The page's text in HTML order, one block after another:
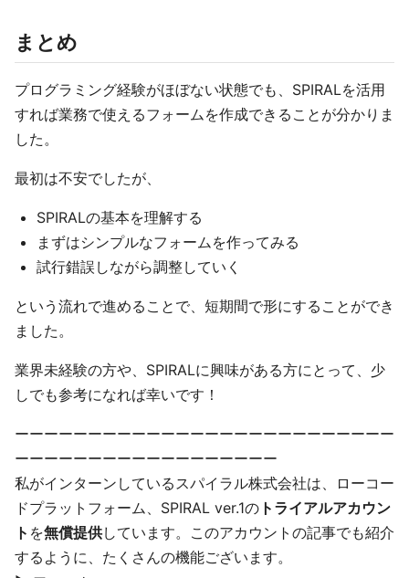
まとめ
プログラミング経験がほぼない状態でも、SPIRALを活用
すれば業務で使えるフォームを作成できることが分かりま
した。
最初は不安でしたが、
SPIRALの基本を理解する
まずはシンプルなフォームを作ってみる
試行錯誤しながら調整していく
という流れで進めることで、短期間で形にすることができ
ました。
業界未経験の方や、SPIRALに興味がある方にとって、少
しでも参考になれば幸いです！
ーーーーーーーーーーーーーーーーーーーーーーーーーー
ーーーーーーーーーーーーーーーーーー
私がインターンしているスパイラル株式会社は、ローコー
ドプラットフォーム、SPIRAL ver.1の トライアルアカウン
ト を無償提供しています。このアカウントの記事でも紹介
するように、たくさんの機能ございます。